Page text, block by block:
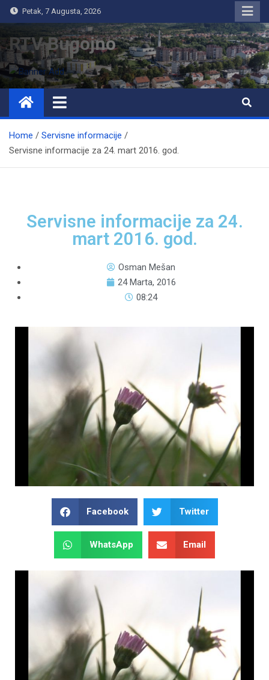
Petak, 7 Augusta, 2026
RTV Bugojno
Home
Servisne informacije
Servisne informacije za 24. mart 2016. god.
Servisne informacije za 24.
mart 2016. god.
Osman Mešan
24 Marta, 2016
08:24
Facebook Twitter
WhatsApp Email